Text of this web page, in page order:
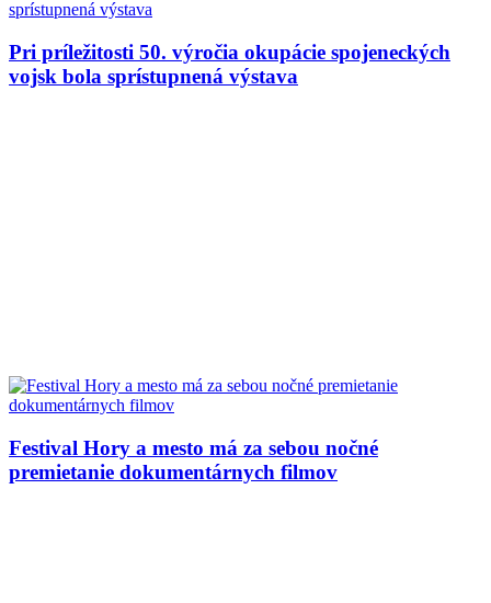
Pri príležitosti 50. výročia okupácie spojeneckých
vojsk bola sprístupnená výstava
Festival Hory a mesto má za sebou nočné
premietanie dokumentárnych filmov